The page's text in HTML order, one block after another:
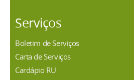
Serviços
Boletim de Serviços
Carta de Serviços
Cardápio RU